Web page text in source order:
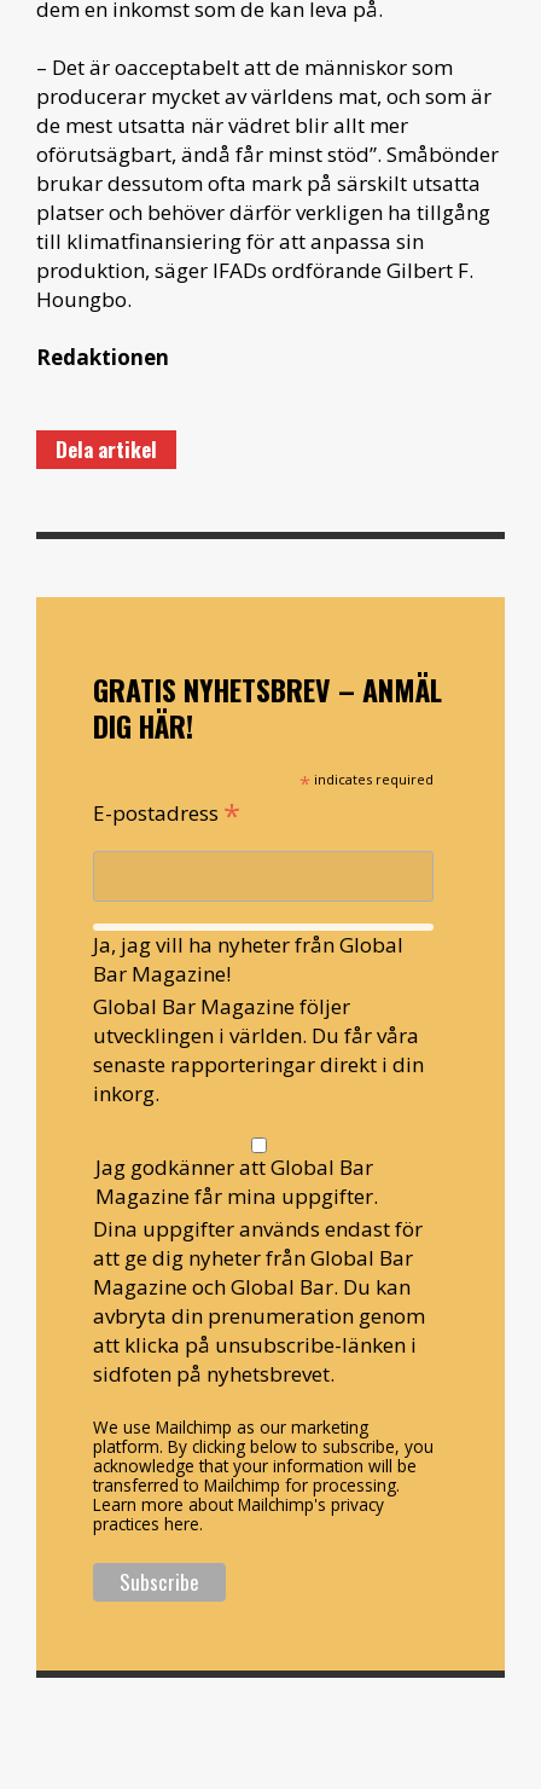
dem en inkomst som de kan leva på.
– Det är oacceptabelt att de människor som
producerar mycket av världens mat, och som är
de mest utsatta när vädret blir allt mer
oförutsägbart, ändå får minst stöd”. Småbönder
brukar dessutom ofta mark på särskilt utsatta
platser och behöver därför verkligen ha tillgång
till klimatfinansiering för att anpassa sin
produktion, säger IFADs ordförande Gilbert F.
Houngbo.
Redaktionen
Dela artikel
GRATIS NYHETSBREV – ANMÄL
DIG HÄR!
* indicates required
E-postadress *
Ja, jag vill ha nyheter från Global
Bar Magazine!
Global Bar Magazine följer
utvecklingen i världen. Du får våra
senaste rapporteringar direkt i din
inkorg.
Jag godkänner att Global Bar
Magazine får mina uppgifter.
Dina uppgifter används endast för
att ge dig nyheter från Global Bar
Magazine och Global Bar. Du kan
avbryta din prenumeration genom
att klicka på unsubscribe-länken i
sidfoten på nyhetsbrevet.
We use Mailchimp as our marketing
platform. By clicking below to subscribe, you
acknowledge that your information will be
transferred to Mailchimp for processing.
Learn more about Mailchimp's privacy
practices here.